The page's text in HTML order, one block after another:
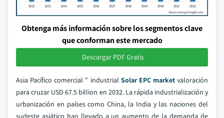
Obtenga más información sobre los segmentos clave
que conforman este mercado
Descargar PDF Gratis
Asia Pacífico comercial " industrial Solar EPC marketvaloración
para cruzar USD 67.5 billion en 2032. La rápida industrialización y
urbanización en países como China, la India y las naciones del
sudeste asiático han llevado a un aumento de la demanda de